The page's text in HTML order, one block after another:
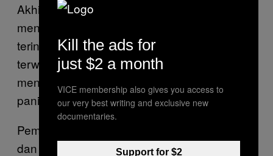
Akhir pekan lalu, pemerintah Britania Raya
mengatakan 60 persen populasi Inggris mesti
terinfeksi COVID-19 agarherd immunity
terwujud. Dengan skenario tingkat kematian
menginjak 0,5-1 persen, sejumlah warga
panik mendengar pernyataannya.
Pemerintah Inggris kemudian berubah pikiran
dan menarik kembali kebijakan mereka.
Kill the ads for
just $2 a month
VICE membership also gives you access to
our very best writing and exclusive new
documentaries.
Support for $2